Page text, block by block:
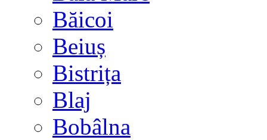
Băicoi
Beiuș
Bistrița
Blaj
Bobâlna